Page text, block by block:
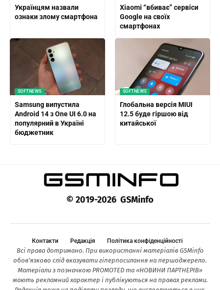
Українцям назвали
ознаки злому смартфона
Xiaomi “вбиває” сервіси
Google на своїх
смартфонах
SOFTNEWS
Samsung випустила
Android 14 з One UI 6.0 на
популярний в Україні
бюджетник
SOFTNEWS
Глобальна версія MIUI
12.5 буде гіршою від
китайської
© 2019-2026 GSMinfo
Контакти Редакція Політика конфіденційності
Всі права дотримано. При використанні матеріалів GSMinfo
обов’язково слід вказувати гіперпосилання на першоджерело.
Матеріали з позначкою PROMOTED та «НОВИНИ ПАРТНЕРІВ»
мають рекламний характер і публікуються на правах реклами.